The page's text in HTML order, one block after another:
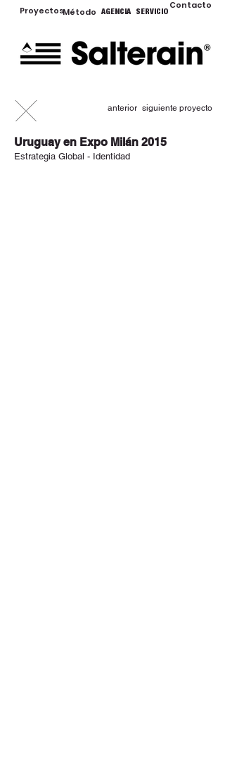
ProyectosMétodo AGENCIA SERVICIO
Contacto
anterior siguiente proyecto
Uruguay en Expo Milán 2015
Estrategia Global - Identidad